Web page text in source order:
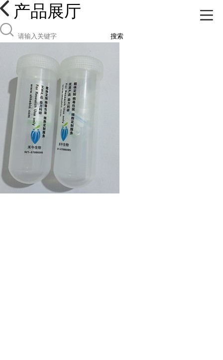
产品展厅
搜索